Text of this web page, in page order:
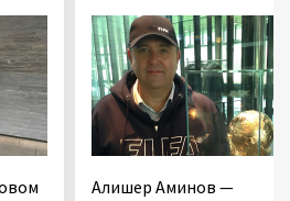
Алишер Аминов —